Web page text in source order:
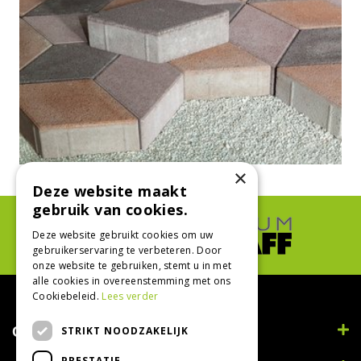
Contact
×
Deze website maakt
gebruik van cookies.
Deze website gebruikt cookies om uw
gebruikerservaring te verbeteren. Door
onze website te gebruiken, stemt u in met
alle cookies in overeenstemming met ons
Cookiebeleid. Lees verder
STRIKT NOODZAKELIJK